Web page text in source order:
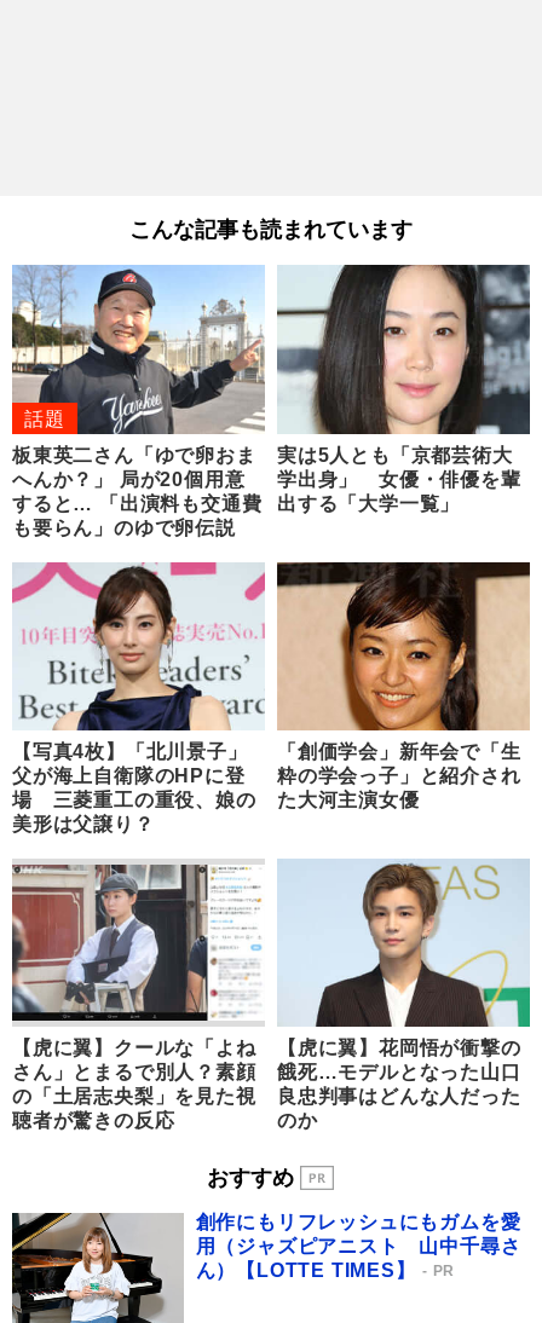
こんな記事も読まれています
話題
板東英二さん「ゆで卵おま
へんか？」 局が20個用意
すると… 「出演料も交通費
も要らん」のゆで卵伝説
実は5人とも「京都芸術大
学出身」 女優・俳優を輩
出する「大学一覧」
【写真4枚】「北川景子」
父が海上自衛隊のHPに登
場 三菱重工の重役、娘の
美形は父譲り？
「創価学会」新年会で「生
粋の学会っ子」と紹介され
た大河主演女優
【虎に翼】クールな「よね
さん」とまるで別人？素顔
の「土居志央梨」を見た視
聴者が驚きの反応
【虎に翼】花岡悟が衝撃の
餓死…モデルとなった山口
良忠判事はどんな人だった
のか
おすすめ
創作にもリフレッシュにもガムを愛
用（ジャズピアニスト 山中千尋さ
ん）【LOTTE TIMES】
PR